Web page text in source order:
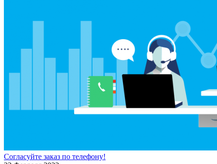
Согласуйте заказ по телефону!